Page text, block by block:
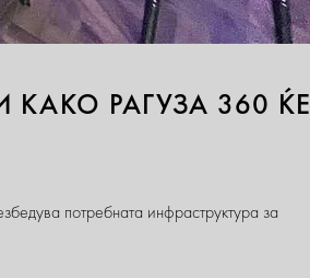
РАГУЗА 360 ЌЕ
потребната инфраструктура за